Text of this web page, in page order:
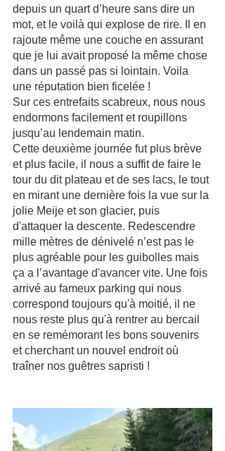
depuis un quart d’heure sans dire un
mot, et le voilà qui explose de rire. Il en
rajoute même une couche en assurant
que je lui avait proposé la même chose
dans un passé pas si lointain. Voila
une réputation bien ficelée !
Sur ces entrefaits scabreux, nous nous
endormons facilement et roupillons
jusqu’au lendemain matin.
Cette deuxième journée fut plus brève
et plus facile, il nous a suffit de faire le
tour du dit plateau et de ses lacs, le tout
en mirant une dernière fois la vue sur la
jolie Meije et son glacier, puis
d'attaquer la descente. Redescendre
mille mètres de dénivelé n’est pas le
plus agréable pour les guibolles mais
ça a l’avantage d'avancer vite. Une fois
arrivé au fameux parking qui nous
correspond toujours qu'à moitié, il ne
nous reste plus qu'à rentrer au bercail
en se remémorant les bons souvenirs
et cherchant un nouvel endroit où
traîner nos guêtres sapristi !